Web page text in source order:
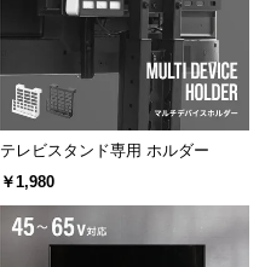
テレビスタンド専用 ホルダー
￥1,980